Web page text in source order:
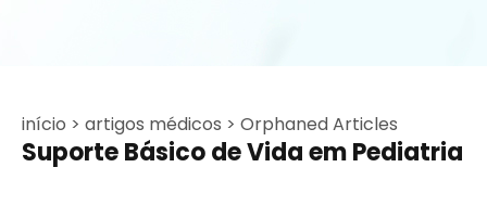
início > artigos médicos > Orphaned Articles
Suporte Básico de Vida em Pediatria